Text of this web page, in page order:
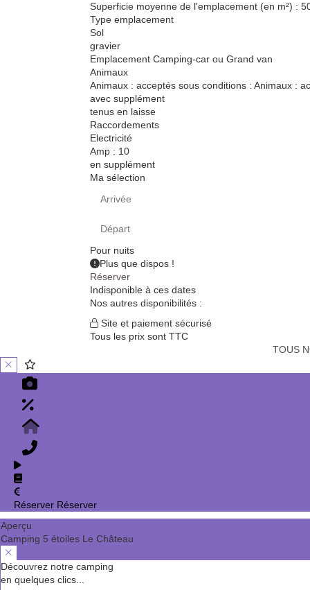
Superficie moyenne de l'emplacement (en m²) :
Type emplacement
Sol
gravier
Emplacement Camping-car ou Grand van
Animaux
Animaux : acceptés sous conditions : Animaux :
avec supplément
tenus en laisse
Raccordements
Electricité
Amp : 10
en supplément
Ma sélection
Pour nuits
Plus que dispos !
Réserver
Indisponible à ces dates
Nos autres disponibilités :
Site et paiement sécurisé
Tous les prix sont TTC
TOUS
Réserver Réserver
Aperçu
Camping 5 étoiles Le Château
Découvrez notre camping
en quelques clics...